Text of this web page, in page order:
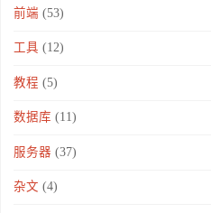
前端 (53)
工具 (12)
教程 (5)
数据库 (11)
服务器 (37)
杂文 (4)